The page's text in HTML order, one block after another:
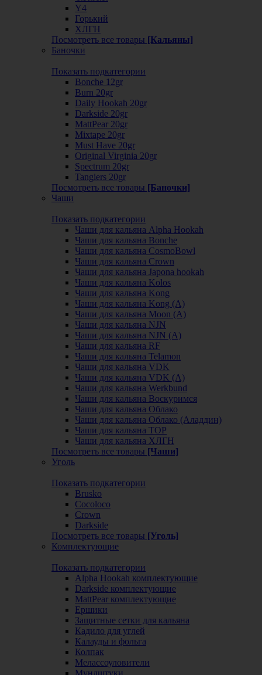
Y4
Горький
ХЛГН
Посмотреть все товары [Кальяны]
Баночки
Показать подкатегории
Bonche 12gr
Burn 20gr
Daily Hookah 20gr
Darkside 20gr
MattPear 20gr
Mixtape 20gr
Must Have 20gr
Original Virginia 20gr
Spectrum 20gr
Tangiers 20gr
Посмотреть все товары [Баночки]
Чаши
Показать подкатегории
Чаши для кальяна Alpha Hookah
Чаши для кальяна Bonche
Чаши для кальяна CosmoBowl
Чаши для кальяна Crown
Чаши для кальяна Japona hookah
Чаши для кальяна Kolos
Чаши для кальяна Kong
Чаши для кальяна Kong (A)
Чаши для кальяна Moon (А)
Чаши для кальяна NJN
Чаши для кальяна NJN (А)
Чаши для кальяна RF
Чаши для кальяна Telamon
Чаши для кальяна VDK
Чаши для кальяна VDK (А)
Чаши для кальяна Werkbund
Чаши для кальяна Воскуримся
Чаши для кальяна Облако
Чаши для кальяна Облако (Аладдин)
Чаши для кальяна ТОР
Чаши для кальяна ХЛГН
Посмотреть все товары [Чаши]
Уголь
Показать подкатегории
Brusko
Cocoloco
Crown
Darkside
Посмотреть все товары [Уголь]
Комплектующие
Показать подкатегории
Alpha Hookah комплектующие
Darkside комплектующие
MattPear комплектующие
Ершики
Защитные сетки для кальяна
Кадило для углей
Калауды и фольга
Колпак
Мелассоуловители
Мундштуки